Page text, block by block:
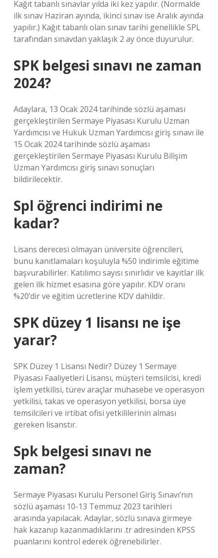
Kağıt tabanlı sınavlar yılda iki kez yapılır. (Normalde
ilk sınav Haziran ayında, ikinci sınav ise Aralık ayında
yapılır.) Kağıt tabanlı olan sınav tarihi genellikle SPL
tarafından sınavdan yaklaşık 2 ay önce duyurulur.
SPK belgesi sınavı ne zaman
2024?
Adaylara, 13 Ocak 2024 tarihinde sözlü aşaması
gerçekleştirilen Sermaye Piyasası Kurulu Uzman
Yardımcısı ve Hukuk Uzman Yardımcısı giriş sınavı ile
15 Ocak 2024 tarihinde sözlü aşaması
gerçekleştirilen Sermaye Piyasası Kurulu Bilişim
Uzman Yardımcısı giriş sınavı sonuçları
bildirilecektir.
Spl öğrenci indirimi ne
kadar?
Lisans derecesi olmayan üniversite öğrencileri,
bunu kanıtlamaları koşuluyla %50 indirimle eğitime
başvurabilirler. Katılımcı sayısı sınırlıdır ve kayıtlar ilk
gelen ilk hizmet esasına göre yapılır. KDV oranı
%20’dir ve eğitim ücretlerine KDV dahildir.
SPK düzey 1 lisansı ne işe
yarar?
SPK Düzey 1 Lisansı Nedir? Düzey 1 Sermaye
Piyasası Faaliyetleri Lisansı, müşteri temsilcisi, kredi
işlem yetkilisi, türev araçlar muhasebe ve operasyon
yetkilisi, takas ve operasyon yetkilisi, borsa üye
temsilcileri ve irtibat ofisi yetkililerinin alması
gereken lisanstır.
Spk belgesi sınavı ne
zaman?
Sermaye Piyasası Kurulu Personel Giriş Sınavı’nın
sözlü aşaması 10-13 Temmuz 2023 tarihleri ​​
arasında yapılacak. Adaylar, sözlü sınava girmeye
hak kazanıp kazanmadıklarını .tr adresinden KPSS
puanlarını kontrol ederek öğrenebilirler.